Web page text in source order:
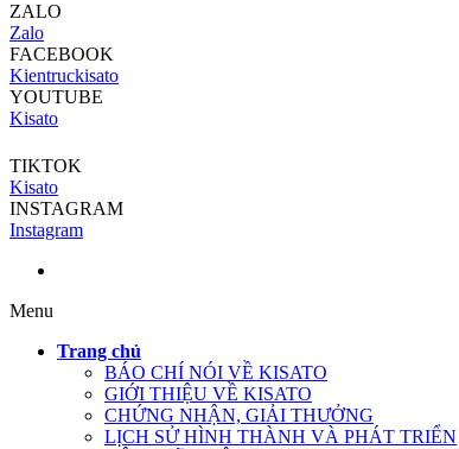
ZALO
Zalo
FACEBOOK
Kientruckisato
YOUTUBE
Kisato
TIKTOK
Kisato
INSTAGRAM
Instagram
Menu
Trang chủ
BÁO CHÍ NÓI VỀ KISATO
GIỚI THIỆU VỀ KISATO
CHỨNG NHẬN, GIẢI THƯỞNG
LỊCH SỬ HÌNH THÀNH VÀ PHÁT TRIỂN